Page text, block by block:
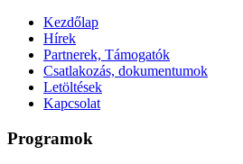
Kezdőlap
Hírek
Partnerek, Támogatók
Csatlakozás, dokumentumok
Letöltések
Kapcsolat
Programok